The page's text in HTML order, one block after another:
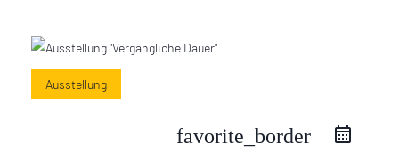
Ausstellung
favorite_border